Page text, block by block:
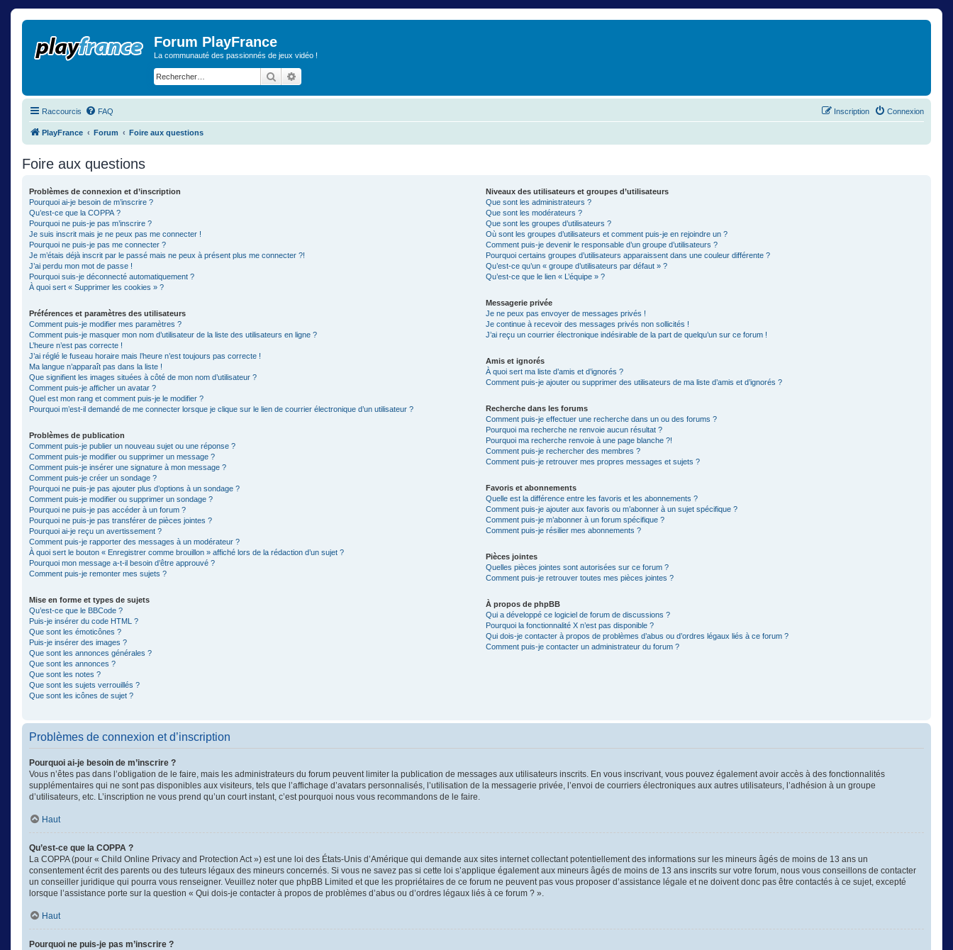
Forum PlayFrance
La communauté des passionnés de jeux vidéo !
Rechercher
Raccourcis FAQ Connexion
Inscription
PlayFrance Forum Foire aux questions
Foire aux questions
Problèmes de connexion et d’inscription
Pourquoi ai-je besoin de m’inscrire ?
Qu’est-ce que la COPPA ?
Pourquoi ne puis-je pas m’inscrire ?
Je suis inscrit mais je ne peux pas me connecter !
Pourquoi ne puis-je pas me connecter ?
Je m’étais déjà inscrit par le passé mais ne peux à présent plus me connecter ?!
J’ai perdu mon mot de passe !
Pourquoi suis-je déconnecté automatiquement ?
À quoi sert « Supprimer les cookies » ?
Préférences et paramètres des utilisateurs
Comment puis-je modifier mes paramètres ?
Comment puis-je masquer mon nom d’utilisateur de la liste des utilisateurs en ligne ?
L’heure n’est pas correcte !
J’ai réglé le fuseau horaire mais l’heure n’est toujours pas correcte !
Ma langue n’apparaît pas dans la liste !
Que signifient les images situées à côté de mon nom d’utilisateur ?
Comment puis-je afficher un avatar ?
Quel est mon rang et comment puis-je le modifier ?
Pourquoi m’est-il demandé de me connecter lorsque je clique sur le lien de courrier électronique d’un utilisateur ?
Problèmes de publication
Comment puis-je publier un nouveau sujet ou une réponse ?
Comment puis-je modifier ou supprimer un message ?
Comment puis-je insérer une signature à mon message ?
Comment puis-je créer un sondage ?
Pourquoi ne puis-je pas ajouter plus d’options à un sondage ?
Comment puis-je modifier ou supprimer un sondage ?
Pourquoi ne puis-je pas accéder à un forum ?
Pourquoi ne puis-je pas transférer de pièces jointes ?
Pourquoi ai-je reçu un avertissement ?
Comment puis-je rapporter des messages à un modérateur ?
À quoi sert le bouton « Enregistrer comme brouillon » affiché lors de la rédaction d’un sujet ?
Pourquoi mon message a-t-il besoin d’être approuvé ?
Comment puis-je remonter mes sujets ?
Mise en forme et types de sujets
Qu’est-ce que le BBCode ?
Puis-je insérer du code HTML ?
Que sont les émoticônes ?
Puis-je insérer des images ?
Que sont les annonces générales ?
Que sont les annonces ?
Que sont les notes ?
Que sont les sujets verrouillés ?
Que sont les icônes de sujet ?
Niveaux des utilisateurs et groupes d’utilisateurs
Que sont les administrateurs ?
Que sont les modérateurs ?
Que sont les groupes d’utilisateurs ?
Où sont les groupes d’utilisateurs et comment puis-je en rejoindre un ?
Comment puis-je devenir le responsable d’un groupe d’utilisateurs ?
Pourquoi certains groupes d’utilisateurs apparaissent dans une couleur différente ?
Qu’est-ce qu’un « groupe d’utilisateurs par défaut » ?
Qu’est-ce que le lien « L’équipe » ?
Messagerie privée
Je ne peux pas envoyer de messages privés !
Je continue à recevoir des messages privés non sollicités !
J’ai reçu un courrier électronique indésirable de la part de quelqu’un sur ce forum !
Amis et ignorés
À quoi sert ma liste d’amis et d’ignorés ?
Comment puis-je ajouter ou supprimer des utilisateurs de ma liste d’amis et d’ignorés ?
Recherche dans les forums
Comment puis-je effectuer une recherche dans un ou des forums ?
Pourquoi ma recherche ne renvoie aucun résultat ?
Pourquoi ma recherche renvoie à une page blanche ?!
Comment puis-je rechercher des membres ?
Comment puis-je retrouver mes propres messages et sujets ?
Favoris et abonnements
Quelle est la différence entre les favoris et les abonnements ?
Comment puis-je ajouter aux favoris ou m’abonner à un sujet spécifique ?
Comment puis-je m’abonner à un forum spécifique ?
Comment puis-je résilier mes abonnements ?
Pièces jointes
Quelles pièces jointes sont autorisées sur ce forum ?
Comment puis-je retrouver toutes mes pièces jointes ?
À propos de phpBB
Qui a développé ce logiciel de forum de discussions ?
Pourquoi la fonctionnalité X n’est pas disponible ?
Qui dois-je contacter à propos de problèmes d’abus ou d’ordres légaux liés à ce forum ?
Comment puis-je contacter un administrateur du forum ?
Problèmes de connexion et d’inscription
Pourquoi ai-je besoin de m’inscrire ?
Vous n’êtes pas dans l’obligation de le faire, mais les administrateurs du forum peuvent limiter la publication de messages aux utilisateurs inscrits. En vous inscrivant, vous pouvez également avoir accès à des fonctionnalités
supplémentaires qui ne sont pas disponibles aux visiteurs, tels que l’affichage d’avatars personnalisés, l’utilisation de la messagerie privée, l’envoi de courriers électroniques aux autres utilisateurs, l’adhésion à un groupe
d’utilisateurs, etc. L’inscription ne vous prend qu’un court instant, c’est pourquoi nous vous recommandons de le faire.
Haut
Qu’est-ce que la COPPA ?
La COPPA (pour « Child Online Privacy and Protection Act ») est une loi des États-Unis d’Amérique qui demande aux sites internet collectant potentiellement des informations sur les mineurs âgés de moins de 13 ans un
consentement écrit des parents ou des tuteurs légaux des mineurs concernés. Si vous ne savez pas si cette loi s’applique également aux mineurs âgés de moins de 13 ans inscrits sur votre forum, nous vous conseillons de contacter
un conseiller juridique qui pourra vous renseigner. Veuillez noter que phpBB Limited et que les propriétaires de ce forum ne peuvent pas vous proposer d’assistance légale et ne doivent donc pas être contactés à ce sujet, excepté
lorsque l’assistance porte sur la question « Qui dois-je contacter à propos de problèmes d’abus ou d’ordres légaux liés à ce forum ? ».
Haut
Pourquoi ne puis-je pas m’inscrire ?